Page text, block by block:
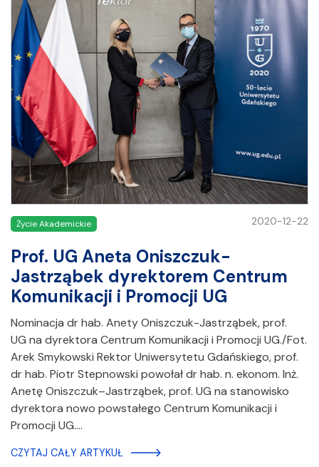
Życie Akademickie 2020-12-22
Prof. UG Aneta Oniszczuk-
Jastrząbek dyrektorem Centrum
Komunikacji i Promocji UG
Nominacja dr hab. Anety Oniszczuk-Jastrząbek, prof.
UG na dyrektora Centrum Komunikacji i Promocji UG./Fot.
Arek Smykowski Rektor Uniwersytetu Gdańskiego, prof.
dr hab. Piotr Stepnowski powołał dr hab. n. ekonom. Inż.
Anetę Oniszczuk–Jastrząbek, prof. UG na stanowisko
dyrektora nowo powstałego Centrum Komunikacji i
Promocji UG.…
CZYTAJ CAŁY ARTYKUŁ